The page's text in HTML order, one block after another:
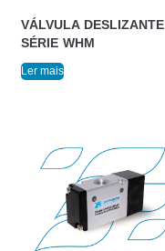
VÁLVULA DESLIZANTE
SÉRIE WHM
Ler mais